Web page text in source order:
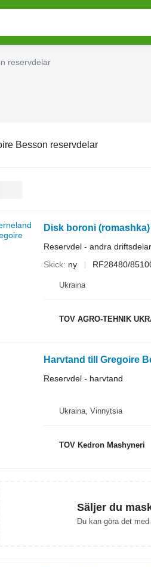
reservdelar
Besson reservdelar
Disk boroni
Reservdel - andra driftsdelar
Skick ny RF28480/
Ukraina
TOV AGRO-TEHNIK
Harvtand till Gregoire
Reservdel - harvtand
Ukraina, Vinnytsia
TOV Kedron Mashyneri
Säljer du
Du kan göra det